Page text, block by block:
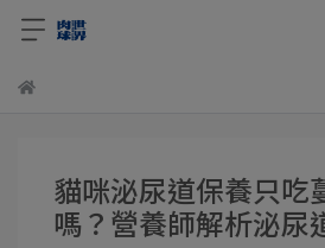
貓咪泌尿道保養只吃
嗎？營養師解析泌尿